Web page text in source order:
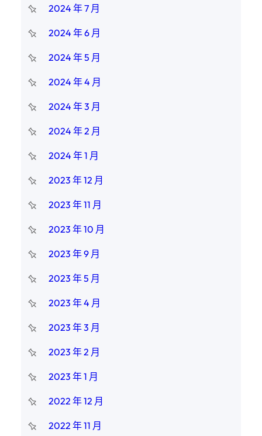
2024 年 7 月
2024 年 6 月
2024 年 5 月
2024 年 4 月
2024 年 3 月
2024 年 2 月
2024 年 1 月
2023 年 12 月
2023 年 11 月
2023 年 10 月
2023 年 9 月
2023 年 5 月
2023 年 4 月
2023 年 3 月
2023 年 2 月
2023 年 1 月
2022 年 12 月
2022 年 11 月